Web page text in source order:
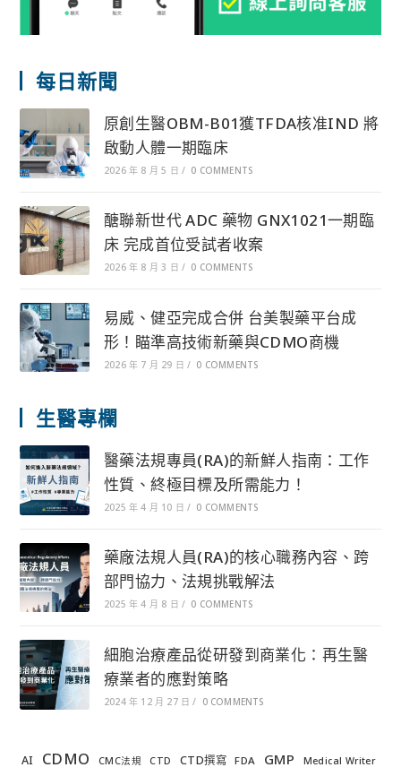
每日新聞
原創生醫OBM-B01獲TFDA核准IND 將
啟動人體一期臨床
2026 年 8 月 5 日 / 0 COMMENTS
醣聯新世代 ADC 藥物 GNX1021一期臨
床 完成首位受試者收案
2026 年 8 月 3 日 / 0 COMMENTS
易威、健亞完成合併 台美製藥平台成
形！瞄準高技術新藥與CDMO商機
2026 年 7 月 29 日 / 0 COMMENTS
生醫專欄
醫藥法規專員(RA)的新鮮人指南：工作
性質、終極目標及所需能力！
2025 年 4 月 10 日 / 0 COMMENTS
藥廠法規人員(RA)的核心職務內容、跨
部門協力、法規挑戰解法
2025 年 4 月 8 日 / 0 COMMENTS
細胞治療產品從研發到商業化：再生醫
療業者的應對策略
2024 年 12 月 27 日 / 0 COMMENTS
AI CDMO CMC法規 CTD CTD撰寫 FDA GMP Medical Writer